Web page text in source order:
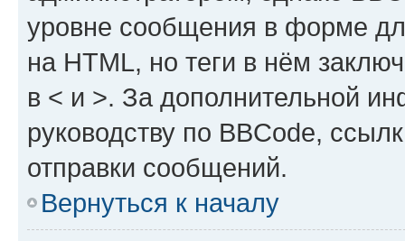
уровне сообщения в форме
на HTML, но теги в нём
в < и >. За дополнительной
руководству по BBCode,
отправки сообщений.
Вернуться к началу